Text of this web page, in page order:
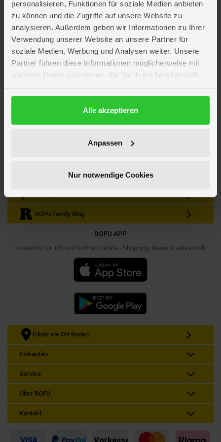
personalisieren, Funktionen für soziale Medien anbieten
zu können und die Zugriffe auf unsere Website zu
analysieren. Außerdem geben wir Informationen zu Ihrer
Verwendung unserer Website an unsere Partner für
soziale Medien, Werbung und Analysen weiter. Unsere
Partner führen diese Informationen möglicherweise mit
weiteren Daten zusammen, die Sie ihnen bereitgestellt
gesammelt haben.
DatenschutzerklärungAlle akzeptieren
Anpassen
Nur notwendige Cookies
Kein Angebot mehr verpassen
Zum Newsletter anmelden & Vorteile sichern
Anmelden
Gutscheine & Gewinnspiele
Neuheiten, Trends & Angebote
Werde unser Fan auf Facebook
ROFU Family Blog
ROFU APP
Kostenlos für iOS und Android Geräte - Shopping, News & vieles mehr
Filiale vor Ort finden
Einkaufen
Service
Über ROFU
Kontakt